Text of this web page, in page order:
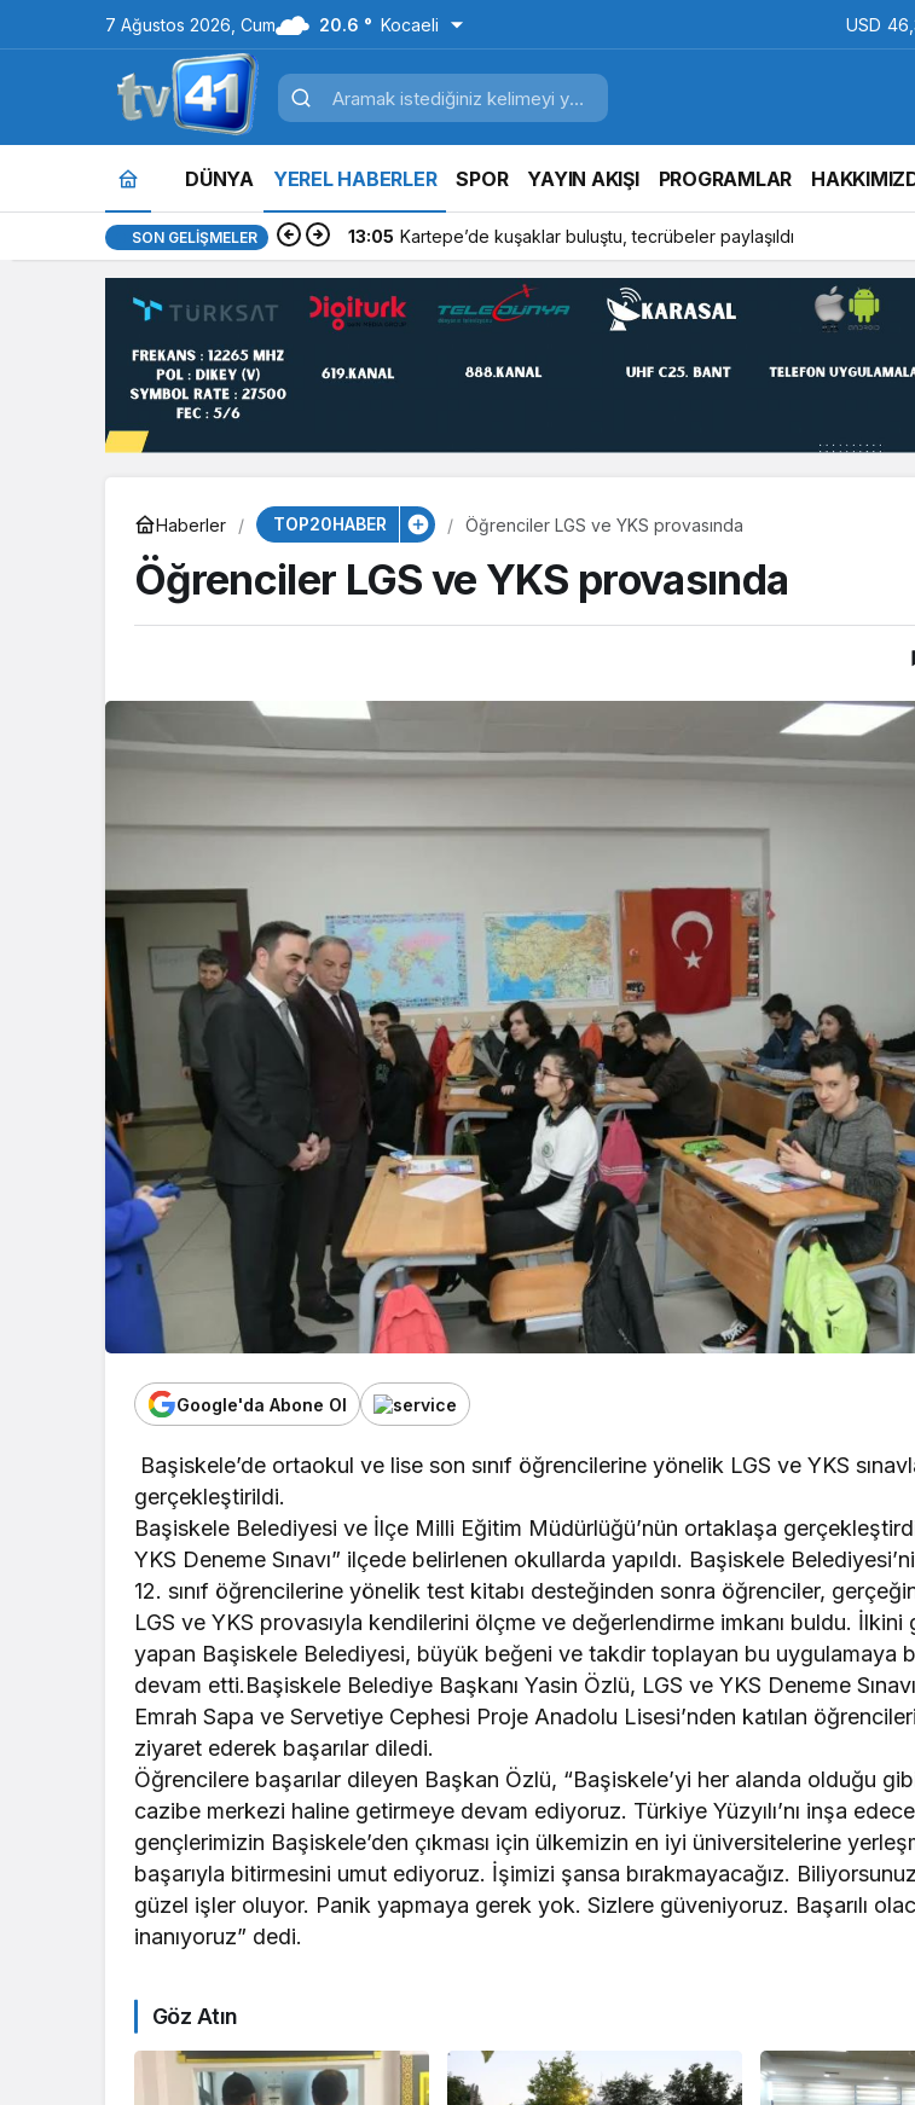
7 Ağustos 2026, Cum 20.6 ° Kocaeli USD
DÜNYA YEREL HABERLER SPOR YAYIN AKIŞI PROGRAMLAR
SON GELIŞMELER 13:05 Kartepe’de kuşaklar buluştu, tecrübeler paylaşıldı
Haberler TOP20HABER Öğrenciler LGS ve YKS provasında
Öğrenciler LGS ve YKS provasında
Google'da Abone Ol
Başiskele’de ortaokul ve lise son sınıf öğrencilerine yönelik LGS ve YKS
gerçekleştirildi.
Başiskele Belediyesi ve İlçe Milli Eğitim Müdürlüğü’nün ortaklaşa
YKS Deneme Sınavı” ilçede belirlenen okullarda yapıldı. Başiskele
12. sınıf öğrencilerine yönelik test kitabı desteğinden sonra öğrenciler,
LGS ve YKS provasıyla kendilerini ölçme ve değerlendirme imkanı buldu. İlkini
yapan Başiskele Belediyesi, büyük beğeni ve takdir toplayan bu uygulamaya
devam etti.Başiskele Belediye Başkanı Yasin Özlü, LGS ve YKS Deneme
Emrah Sapa ve Servetiye Cephesi Proje Anadolu Lisesi’nden katılan
ziyaret ederek başarılar diledi.
Öğrencilere başarılar dileyen Başkan Özlü, “Başiskele’yi her alanda olduğu
cazibe merkezi haline getirmeye devam ediyoruz. Türkiye Yüzyılı’nı inşa
gençlerimizin Başiskele’den çıkması için ülkemizin en iyi üniversitelerine
başarıyla bitirmesini umut ediyoruz. İşimizi şansa bırakmayacağız. Biliyorsunuz
güzel işler oluyor. Panik yapmaya gerek yok. Sizlere güveniyoruz. Başarılı
inanıyoruz” dedi.
Göz Atın
ASAYİŞ
operasyon: İki hükümlü
yakalandı
Kartepe’de
buluştu,
paylaşıldı